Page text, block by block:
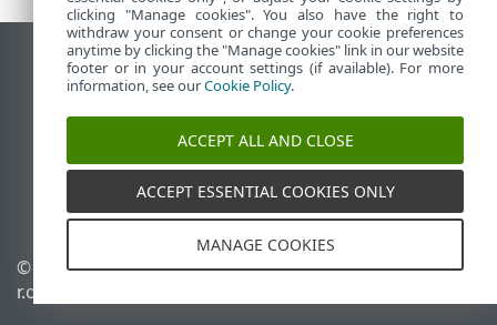
Visualizza sito desktop
End of Life
ESET Knowledge Base
ESET Status Portal
Supporto regionale
© 1992 - 2026 ESET, spol. s
r.o. - Tutti i diritti riservati.
Gestisci cookie
clicking "Manage cookies". You also have the right to
withdraw your consent or change your cookie preferences
anytime by clicking the "Manage cookies" link in our website
footer or in your account settings (if available). For more
information, see ourCookie Policy.
ACCEPT ALL AND CLOSE
ACCEPT ESSENTIAL COOKIES ONLY
MANAGE COOKIES